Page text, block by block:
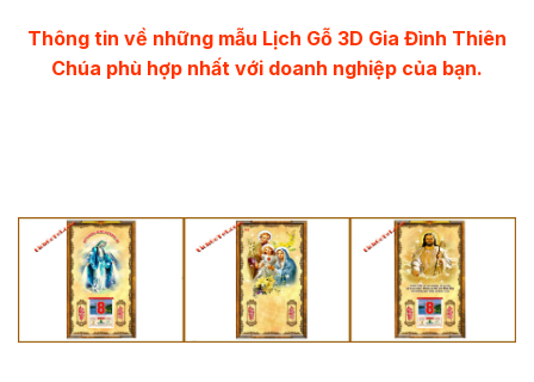
Thông tin về những mẫu Lịch Gỗ 3D Gia Đình Thiên
Chúa phù hợp nhất với doanh nghiệp của bạn.